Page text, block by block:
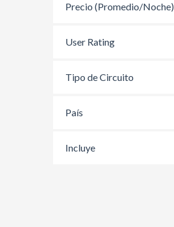
Precio (Promedio/Noche)
User Rating
Tipo de Circuito
País
Incluye